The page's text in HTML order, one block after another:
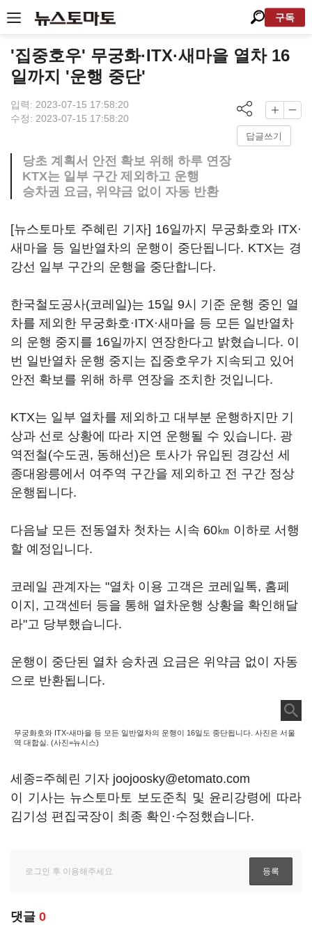
구독
'집중호우' 무궁화·ITX·새마을 열차 16
일까지 '운행 중단'
입력: 2023-07-15 17:58:20
수정: 2023-07-15 17:58:20
답글쓰기
당초 계획서 안전 확보 위해 하루 연장
KTX는 일부 구간 제외하고 운행
승차권 요금, 위약금 없이 자동 반환
[뉴스토마토 주혜린 기자] 16일까지 무궁화호와 ITX·
새마을 등 일반열차의 운행이 중단됩니다. KTX는 경
강선 일부 구간의 운행을 중단합니다.
한국철도공사(코레일)는 15일 9시 기준 운행 중인 열
차를 제외한 무궁화호·ITX·새마을 등 모든 일반열차
의 운행 중지를 16일까지 연장한다고 밝혔습니다. 이
번 일반열차 운행 중지는 집중호우가 지속되고 있어
안전 확보를 위해 하루 연장을 조치한 것입니다.
KTX는 일부 열차를 제외하고 대부분 운행하지만 기
상과 선로 상황에 따라 지연 운행될 수 있습니다. 광
역전철(수도권, 동해선)은 토사가 유입된 경강선 세
종대왕릉에서 여주역 구간을 제외하고 전 구간 정상
운행됩니다.
다음날 모든 전동열차 첫차는 시속 60㎞ 이하로 서행
할 예정입니다.
코레일 관계자는 "열차 이용 고객은 코레일톡, 홈페
이지, 고객센터 등을 통해 열차운행 상황을 확인해달
라"고 당부했습니다.
운행이 중단된 열차 승차권 요금은 위약금 없이 자동
으로 반환됩니다.
무궁화호와 ITX-새마을 등 모든 일반열차의 운행이 16일도 중단됩니다. 사진은 서울
역 대합실. (사진=뉴시스)
세종=주혜린 기자 joojoosky@etomato.com
이 기사는 뉴스토마토 보도준칙 및 윤리강령에 따라
김기성 편집국장이 최종 확인·수정했습니다.
댓글 0